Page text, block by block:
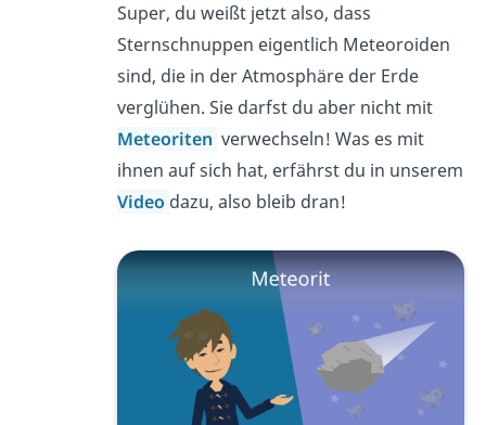
Super, du weißt jetzt also, dass
Sternschnuppen eigentlich Meteoroiden
sind, die in der Atmosphäre der Erde
verglühen. Sie darfst du aber nicht mit
Meteoriten verwechseln! Was es mit
ihnen auf sich hat, erfährst du in unserem
Video dazu, also bleib dran!